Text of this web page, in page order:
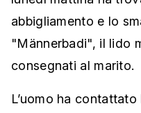
abbigliamento e lo
"Männerbadi", il lido
consegnati al marito.
L’uomo ha